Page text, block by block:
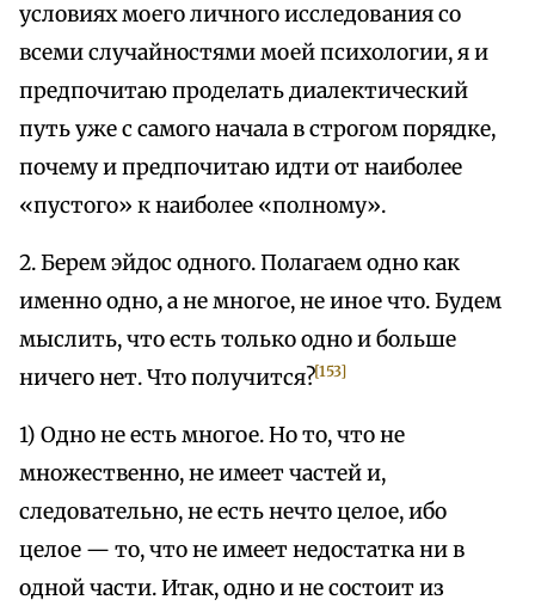
условиях моего личного исследования со
всеми случайностями моей психологии, я и
предпочитаю проделать диалектический
путь уже с самого начала в строгом порядке,
почему и предпочитаю идти от наиболее
«пустого» к наиболее «полному».
2. Берем эйдос одного. Полагаем одно как
именно одно, а не многое, не иное что. Будем
мыслить, что есть только одно и больше
ничего нет. Что получится?[153]
1) Одно не есть многое. Но то, что не
множественно, не имеет частей и,
следовательно, не есть нечто целое, ибо
целое — то, что не имеет недостатка ни в
одной части. Итак, одно и не состоит из